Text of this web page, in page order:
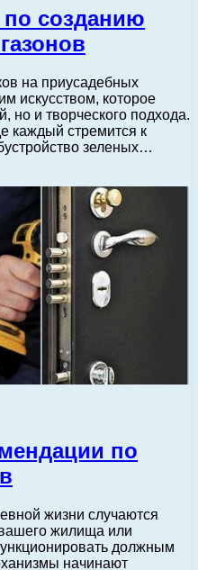
созданию
на приусадебных
искусством, которое
но и творческого подхода.
каждый стремится к
зеленых…
по
жизни случаются
жилища или
должным
начинают